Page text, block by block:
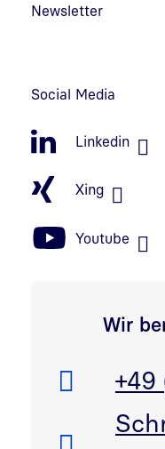
Newsletter
Social Media
Linkedin
Xing
Youtube
Wir
E-